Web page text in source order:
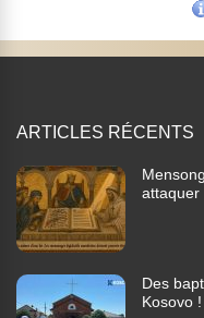
ARTICLES RÉCENTS
attaquer
Des
Kosovo !